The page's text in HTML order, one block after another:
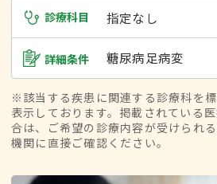
診療科目 指定なし
詳細条件 糖尿病足病変
※該当する疾患に関連する診療科を
表示しております。掲載されている
合は、ご希望の診療内容が受けられ
機関に直接ご確認ください。